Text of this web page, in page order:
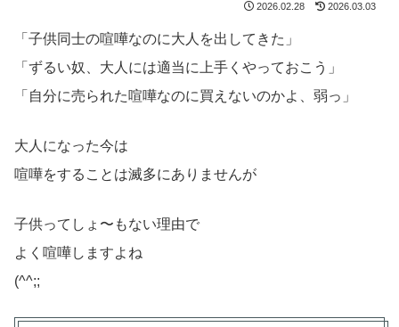
2026.02.28 2026.03.03
「子供同士の喧嘩なのに大人を出してきた」
「ずるい奴、大人には適当に上手くやっておこう」
「自分に売られた喧嘩なのに買えないのかよ、弱っ」
大人になった今は
喧嘩をすることは滅多にありませんが
子供ってしょ〜もない理由で
よく喧嘩しますよね
(^^;;